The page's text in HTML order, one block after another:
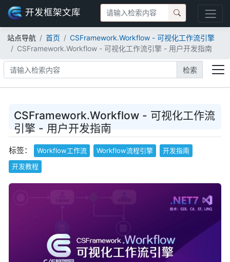
开发框架文库
站点导航 首页
CSFramework.Workflow - 可视化工作流引擎
CSFramework.Workflow - 可视化工作流引擎 - 用户开发指南
检索
CSFramework.Workflow - 可视化工作流
引擎 - 用户开发指南
标签： Workflow工作流 Workflow流程引擎
开发指南
开发教程